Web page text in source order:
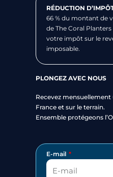
RÉDUCTION
66 % du montant de
de The Coral
votre impôt sur le
imposable.
PLONGEZ AVEC NOUS
Recevez
France et sur le terrain.
Ensemble protégeons
E-mail